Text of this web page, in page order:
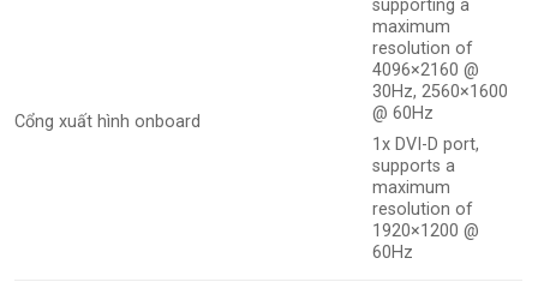
Cổng xuất hình onboard
supporting a
maximum
resolution of
4096×2160 @
30Hz, 2560×1600
@ 60Hz
1x DVI-D port,
supports a
maximum
resolution of
1920×1200 @
60Hz